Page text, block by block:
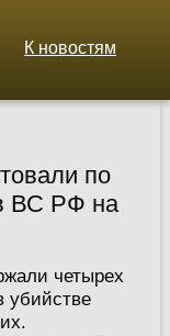
К новостям
по
ВС РФ на
четырех
убийстве